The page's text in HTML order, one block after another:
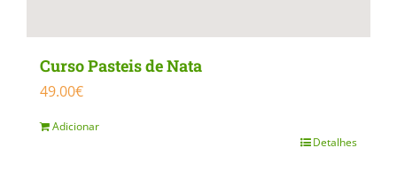
Curso Pasteis de Nata
49.00€
Adicionar
Detalhes